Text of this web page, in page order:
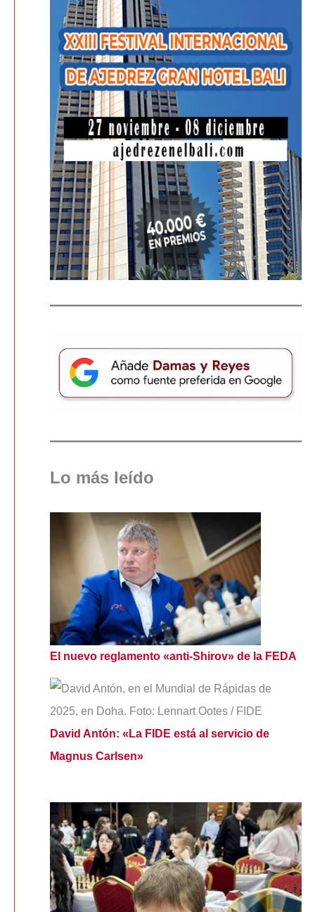
Lo más leído
El nuevo reglamento «anti-Shirov» de la FEDA
David Antón: «La FIDE está al servicio de
Magnus Carlsen»